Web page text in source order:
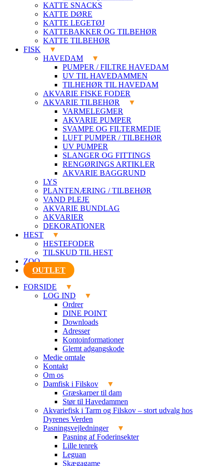
KATTE SNACKS
KATTE DØRE
KATTE LEGETØJ
KATTEBAKKER OG TILBEHØR
KATTE TILBEHØR
FISK
HAVEDAM
PUMPER / FILTRE HAVEDAM
UV TIL HAVEDAMMEN
TILHEHØR TIL HAVEDAM
AKVARIE FISKE FODER
AKVARIE TILBEHØR
VARMELEGMER
AKVARIE PUMPER
SVAMPE OG FILTERMEDIE
LUFT PUMPER / TILBEHØR
UV PUMPER
SLANGER OG FITTINGS
RENGØRINGS ARTIKLER
AKVARIE BAGGRUND
LYS
PLANTENÆRING / TILBEHØR
VAND PLEJE
AKVARIE BUNDLAG
AKVARIER
DEKORATIONER
HEST
HESTEFODER
TILSKUD TIL HEST
ZOO
OUTLET
FORSIDE
LOG IND
Ordrer
DINE POINT
Downloads
Adresser
Kontoinformationer
Glemt adgangskode
Medie omtale
Kontakt
Om os
Damfisk i Filskov
Græskarper til dam
Stør til Havedammen
Akvariefisk i Tarm og Filskov – stort udvalg hos
Dyrenes Verden
Pasningsvejledninger
Pasning af Foderinsekter
Lille tenrek
Leguan
Skægagame